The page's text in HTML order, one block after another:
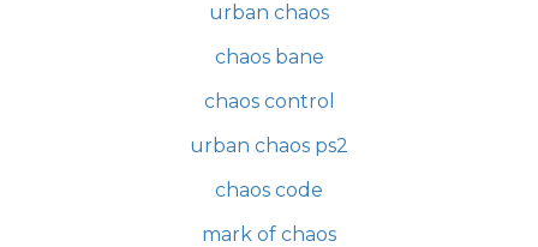
urban chaos
chaos bane
chaos control
urban chaos ps2
chaos code
mark of chaos